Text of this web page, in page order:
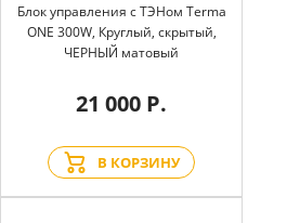
Блок управления с ТЭНом Terma
ONE 300W, Круглый, скрытый,
ЧЕРНЫЙ матовый
21 000 Р.
В КОРЗИНУ